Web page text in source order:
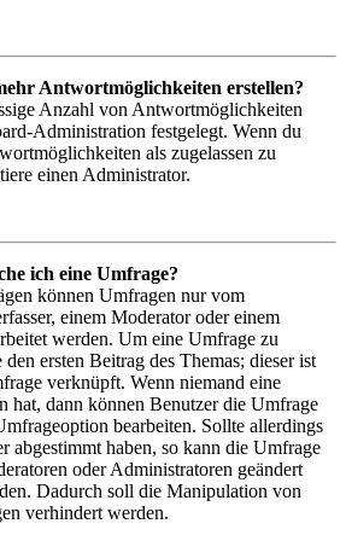
Antwortmöglichkeiten erstellen?
Anzahl von Antwortmöglichkeiten
Administration festgelegt. Wenn du
als zugelassen zu
einen Administrator.
ich eine Umfrage?
können Umfragen nur vom
einem Moderator oder einem
werden. Um eine Umfrage zu
den ersten Beitrag des Themas; dieser ist
verknüpft. Wenn niemand eine
hat, dann können Benutzer die Umfrage
bearbeiten. Sollte allerdings
abgestimmt haben, so kann die Umfrage
oder Administratoren geändert
Dadurch soll die Manipulation von
verhindert werden.